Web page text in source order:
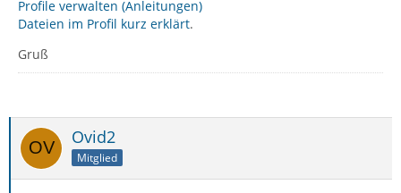
Profile verwalten (Anleitungen)
Dateien im Profil kurz erklärt.
Gruß
Ovid2
Mitglied